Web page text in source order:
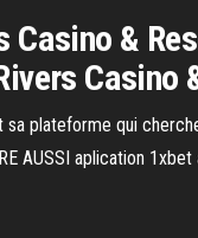
Casino &
sa plateforme qui
AUSSI aplication